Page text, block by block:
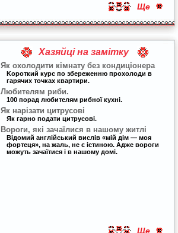
Ще
Хазяйці на замітку
Як охолодити кімнату без кондиціонера
Kороткий курс по збереженню прохолоди в
гарячих точках квартири.
Любителям риби.
100 порад любителям рибної кухні.
Як нарізати цитрусові
Як гарно подати цитрусові.
Вороги, які зачаїлися в нашому житлі
Відомий англійський вислів «мій дім — моя
фортеця», на жаль, не є істиною. Адже вороги
можуть зачаїтися і в нашому домі.
Ще